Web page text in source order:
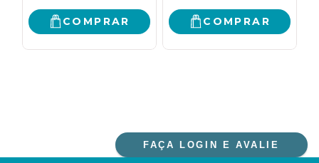
COMPRAR COMPRAR
FAÇA LOGIN E AVALIE